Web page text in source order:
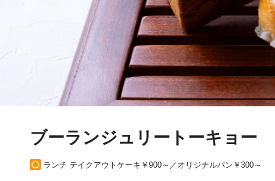
ブーランジュリートーキョー
ランチ テイクアウトケーキ￥900～／オリジナルパン￥300～